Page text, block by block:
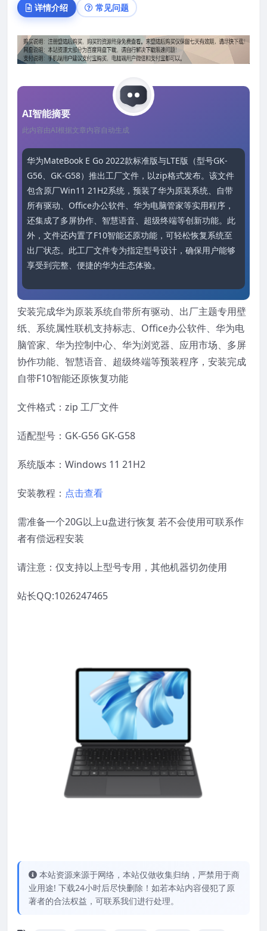
详情介绍 常见问题
AI智能摘要
此内容由AI根据文章内容自动生成
华为MateBook E Go 2022款标准版与LTE版（型号GK-
G56、GK-G58）推出工厂文件，以zip格式发布。该文件
包含原厂Win11 21H2系统，预装了华为原装系统、自带
所有驱动、Office办公软件、华为电脑管家等实用程序，
还集成了多屏协作、智慧语音、超级终端等创新功能。此
外，文件还内置了F10智能还原功能，可轻松恢复系统至
出厂状态。此工厂文件专为指定型号设计，确保用户能够
享受到完整、便捷的华为生态体验。
安装完成华为原装系统自带所有驱动、出厂主题专用壁
纸、系统属性联机支持标志、Office办公软件、华为电
脑管家、华为控制中心、华为浏览器、应用市场、多屏
协作功能、智慧语音、超级终端等预装程序，安装完成
自带F10智能还原恢复功能
文件格式：zip 工厂文件
适配型号：GK-G56 GK-G58
系统版本：Windows 11 21H2
安装教程： 点击查看
需准备一个20G以上u盘进行恢复 若不会使用可联系作
者有偿远程安装
请注意：仅支持以上型号专用，其他机器切勿使用
站长QQ:1026247465
本站资源来源于网络，本站仅做收集归纳，严禁用于商
业用途! 下载24小时后尽快删除！如若本站内容侵犯了原
著者的合法权益，可联系我们进行处理。